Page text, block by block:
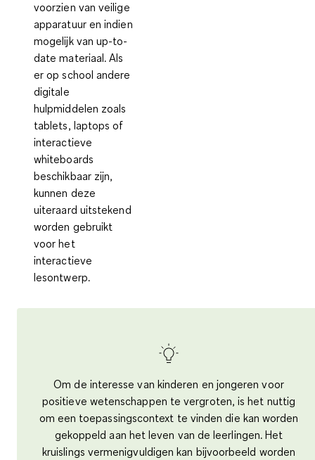
voorzien van veilige
apparatuur en indien
mogelijk van up-to-
date materiaal. Als
er op school andere
digitale
hulpmiddelen zoals
tablets, laptops of
interactieve
whiteboards
beschikbaar zijn,
kunnen deze
uiteraard uitstekend
worden gebruikt
voor het
interactieve
lesontwerp.
Om de interesse van kinderen en jongeren voor
positieve wetenschappen te vergroten, is het nuttig
om een toepassingscontext te vinden die kan worden
gekoppeld aan het leven van de leerlingen. Het
kruislings vermenigvuldigen kan bijvoorbeeld worden